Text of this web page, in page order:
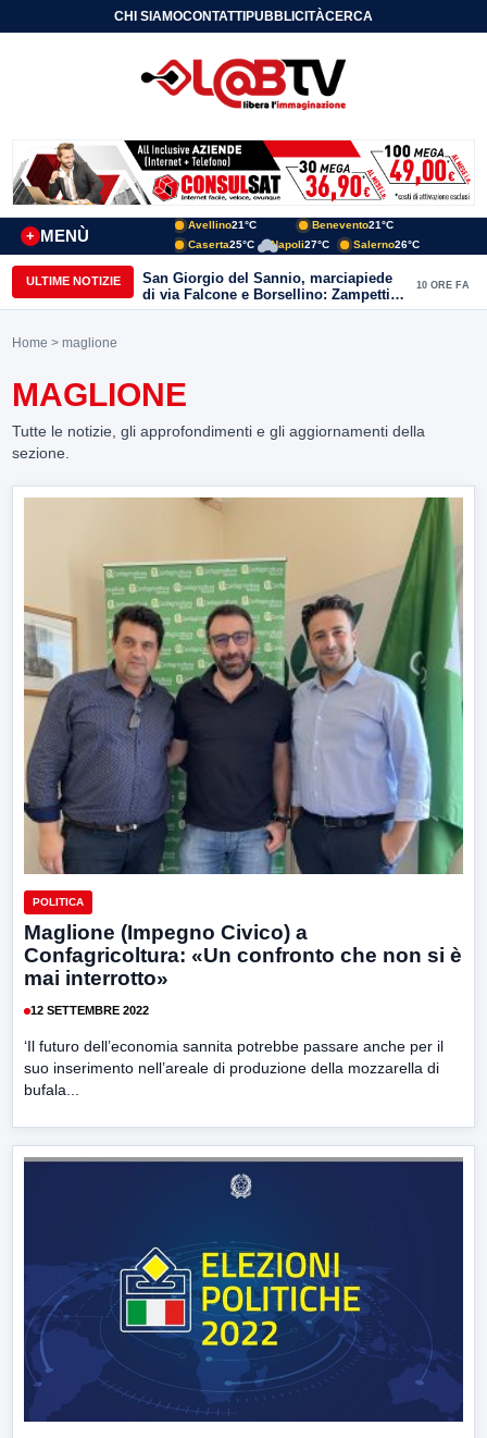
CHI SIAMOCONTATTIPUBBLICITÀCERCA
MENÙ
+
Avellino21°C Benevento21°C
Caserta25°C Napoli27°C Salerno26°C
ULTIME NOTIZIE
San Giorgio del Sannio, marciapiede
di via Falcone e Borsellino: Zampetti e
Lombardi replicano alle polemiche
10 ORE FA
Home > maglione
MAGLIONE
Tutte le notizie, gli approfondimenti e gli aggiornamenti della
sezione.
POLITICA
Maglione (Impegno Civico) a
Confagricoltura: «Un confronto che non si è
mai interrotto»
12 SETTEMBRE 2022
‘Il futuro dell’economia sannita potrebbe passare anche per il
suo inserimento nell’areale di produzione della mozzarella di
bufala...